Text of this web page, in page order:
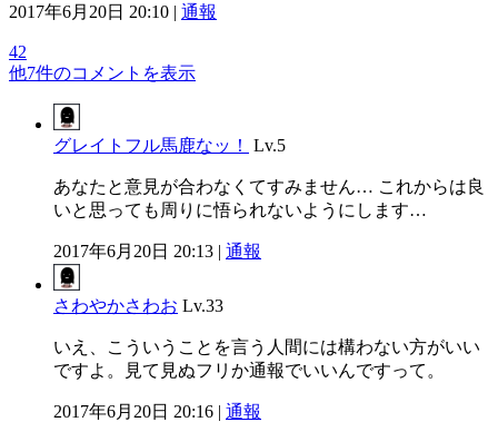
2017年6月20日 20:10 | 通報
42
他7件のコメントを表示
グレイトフル馬鹿なッ！ Lv.5
あなたと意見が合わなくてすみません… これからは良
いと思っても周りに悟られないようにします…
2017年6月20日 20:13 | 通報
さわやかさわお Lv.33
いえ、こういうことを言う人間には構わない方がいい
ですよ。見て見ぬフリか通報でいいんですって。
2017年6月20日 20:16 | 通報